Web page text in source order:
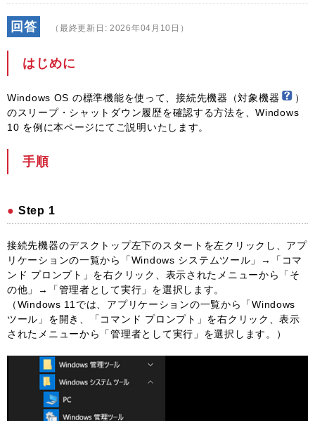
回答 （最終更新日: 2026年04月10日）
はじめに
Windows OS の標準機能を使って、接続先機器（対象機器
）
のスリープ・シャットダウン履歴を確認する方法を、Windows
10 を例に本ページにてご説明いたします。
手順
Step 1
接続先機器のデスクトップ左下のスタートを左クリックし、アプ
リケーションの一覧から「Windows システムツール」→「コマ
ンド プロンプト」を右クリック、表示されたメニューから「そ
の他」→「管理者として実行」を選択します。
（Windows 11では、アプリケーションの一覧から「Windows
ツール」を開き、「コマンド プロンプト」を右クリック、表示
されたメニューから「管理者として実行」を選択します。）